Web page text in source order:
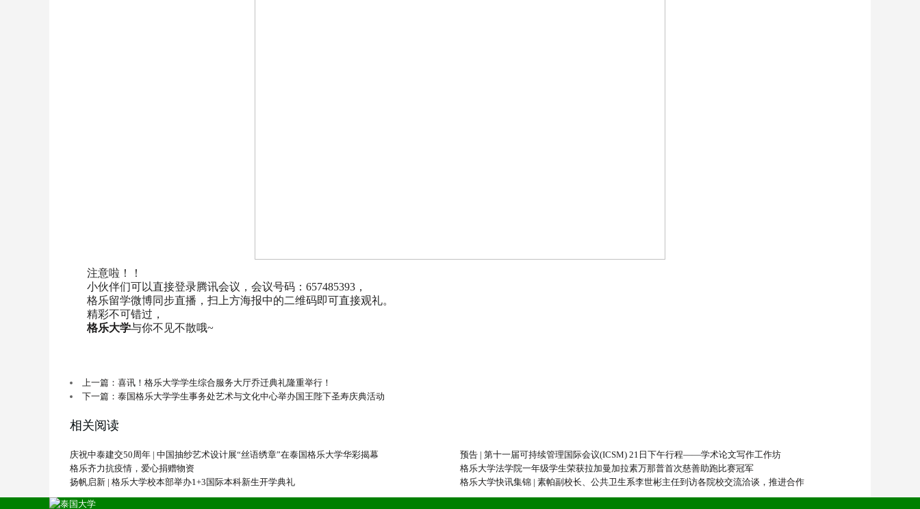
注意啦！！
小伙伴们可以直接登录腾讯会议，会议号码：657485393，
格乐留学微博同步直播，扫上方海报中的二维码即可直接观礼。
精彩不可错过，
格乐大学与你不见不散哦~
上一篇：喜讯！格乐大学学生综合服务大厅乔迁典礼隆重举行！
下一篇：泰国格乐大学学生事务处艺术与文化中心举办国王陛下圣寿庆典活动
相关阅读
庆祝中泰建交50周年 | 中国抽纱艺术设计展“丝语绣章”在泰国格乐大学华彩揭幕
预告 | 第十一届可持续管理国际会议(ICSM) 21日下午行程——学术论文写作工作坊
格乐齐力抗疫情，爱心捐赠物资
格乐大学法学院一年级学生荣获拉加曼加拉素万那普首次慈善助跑比赛冠军
扬帆启新 | 格乐大学校本部举办1+3国际本科新生开学典礼
格乐大学快讯集锦 | 素帕副校长、公共卫生系李世彬主任到访各院校交流洽谈，推进合作